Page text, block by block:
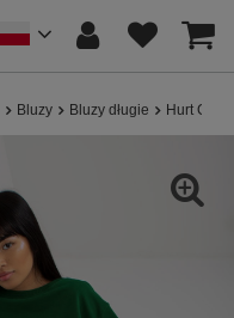
Bluzy Bluzy długie Hurt